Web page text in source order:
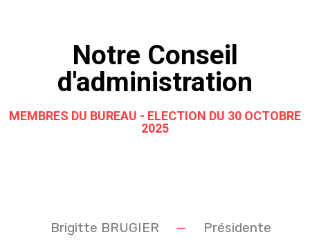
Notre Conseil
d'administration
MEMBRES DU BUREAU - ELECTION DU 30 OCTOBRE
2025
Brigitte BRUGIER — Présidente